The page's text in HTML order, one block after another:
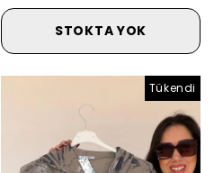
STOKTA YOK
Tükendi